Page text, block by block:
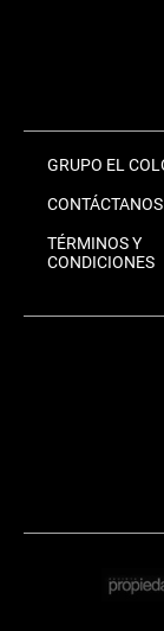
GRUPO EL
CONTÁCTANOS
TÉRMINOS Y
CONDICIONES